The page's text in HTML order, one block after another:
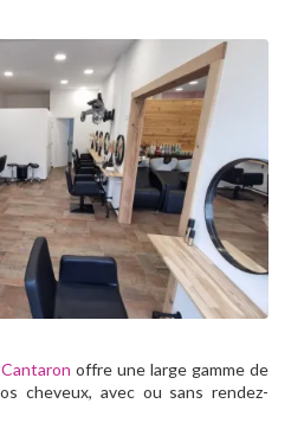
offre une large gamme de
cheveux, avec ou sans rendez-